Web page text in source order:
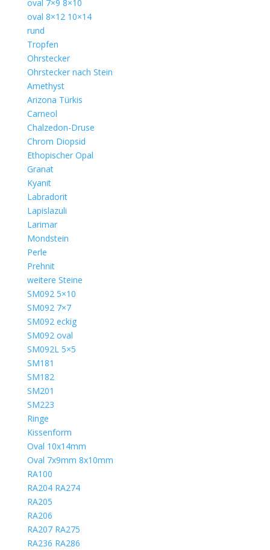
oval 7×9 8×10
oval 8×12 10×14
rund
Tropfen
Ohrstecker
Ohrstecker nach Stein
Amethyst
Arizona Türkis
Carneol
Chalzedon-Druse
Chrom Diopsid
Ethopischer Opal
Granat
Kyanit
Labradorit
Lapislazuli
Larimar
Mondstein
Perle
Prehnit
weitere Steine
SM092 5×10
SM092 7×7
SM092 eckig
SM092 oval
SM092L 5×5
SM181
SM182
SM201
SM223
Ringe
Kissenform
Oval 10x14mm
Oval 7x9mm 8x10mm
RA100
RA204 RA274
RA205
RA206
RA207 RA275
RA236 RA286